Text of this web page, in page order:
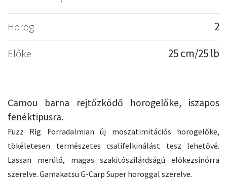
Horog
2
Előke
25 cm/25 lb
Camou barna rejtőzködő horogelőke, iszapos
fenéktipusra.
Fuzz Rig Forradalmian új moszatimitációs horogelőke,
tökéletesen természetes csalifelkinálást tesz lehetővé.
Lassan merülő, magas szakitószilárdságú előkezsinórra
szerelve. Gamakatsu G-Carp Super horoggal szerelve.